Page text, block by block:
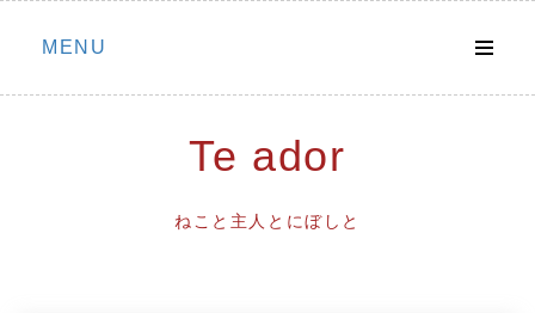
Skip
MENU
Te ador
ねこと主人とにぼしと